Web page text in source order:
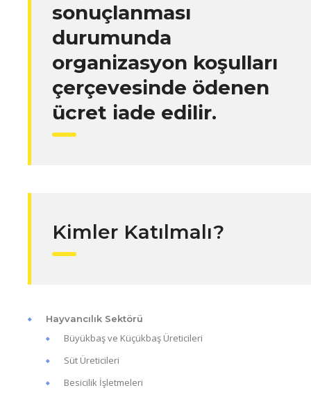
sonuçlanması
durumunda
organizasyon koşulları
çerçevesinde ödenen
ücret iade edilir.
Kimler Katılmalı?
Hayvancılık Sektörü
Büyükbaş ve Küçükbaş Üreticileri
Süt Üreticileri
Besicilik İşletmeleri